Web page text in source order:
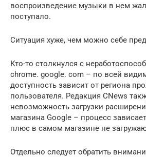
воспроизведение музыки в нем
поступало.
Ситуация хуже, чем можно себе
Кто-то столкнулся с
chrome. google. com – по всей
доступность зависит от региона
пользователя. Редакция CNews
невозможность загрузки
магазина Google – процесс
плюс в самом магазине не
Отдельно следует обратить